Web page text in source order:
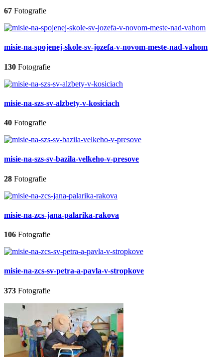
67 Fotografie
misie-na-spojenej-skole-sv-jozefa-v-novom-meste-nad-vahom
130 Fotografie
misie-na-szs-sv-alzbety-v-kosiciach
40 Fotografie
misie-na-szs-sv-bazila-velkeho-v-presove
28 Fotografie
misie-na-zcs-jana-palarika-rakova
106 Fotografie
misie-na-zcs-sv-petra-a-pavla-v-stropkove
373 Fotografie